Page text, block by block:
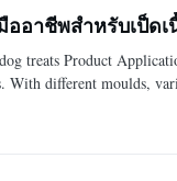
อาชีพสําหรับเป็ดเ
treats Product
different moulds,